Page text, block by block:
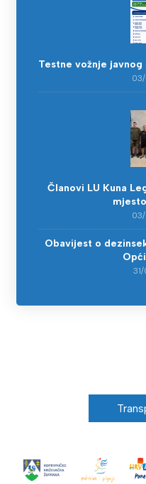
Testne vožnje
Članovi LU Kuna
Obavijest o